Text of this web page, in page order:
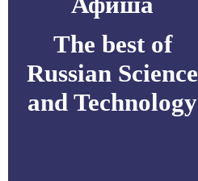
The best of
Russian Science
and Technology